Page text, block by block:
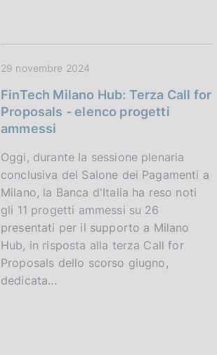
29 novembre 2024
FinTech Milano Hub: Terza Call for
Proposals - elenco progetti
ammessi
Oggi, durante la sessione plenaria
conclusiva del Salone dei Pagamenti a
Milano, la Banca d'Italia ha reso noti
gli 11 progetti ammessi su 26
presentati per il supporto a Milano
Hub, in risposta alla terza Call for
Proposals dello scorso giugno,
dedicata…